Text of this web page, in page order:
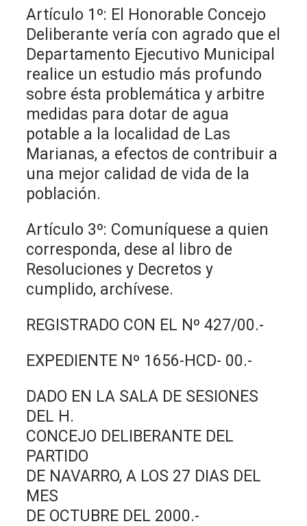
Artículo 1º: El Honorable Concejo
Deliberante vería con agrado que el
Departamento Ejecutivo Municipal
realice un estudio más profundo
sobre ésta problemática y arbitre
medidas para dotar de agua
potable a la localidad de Las
Marianas, a efectos de contribuir a
una mejor calidad de vida de la
población.
Artículo 3º: Comuníquese a quien
corresponda, dese al libro de
Resoluciones y Decretos y
cumplido, archívese.
REGISTRADO CON EL Nº 427/00.-
EXPEDIENTE Nº 1656-HCD- 00.-
DADO EN LA SALA DE SESIONES
DEL H.
CONCEJO DELIBERANTE DEL
PARTIDO
DE NAVARRO, A LOS 27 DIAS DEL
MES
DE OCTUBRE DEL 2000.-